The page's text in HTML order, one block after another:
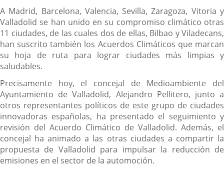
A Madrid, Barcelona, Valencia, Sevilla, Zaragoza, Vitoria y
Valladolid se han unido en su compromiso climático otras
11 ciudades, de las cuales dos de ellas, Bilbao y Viladecans,
han suscrito también los Acuerdos Climáticos que marcan
su hoja de ruta para lograr ciudades más limpias y
saludables.
Precisamente hoy, el concejal de Medioambiente del
Ayuntamiento de Valladolid, Alejandro Pellitero, junto a
otros representantes políticos de este grupo de ciudades
innovadoras españolas, ha presentado el seguimiento y
revisión del Acuerdo Climático de Valladolid. Además, el
concejal ha animado a las otras ciudades a compartir la
propuesta de Valladolid para impulsar la reducción de
emisiones en el sector de la automoción.